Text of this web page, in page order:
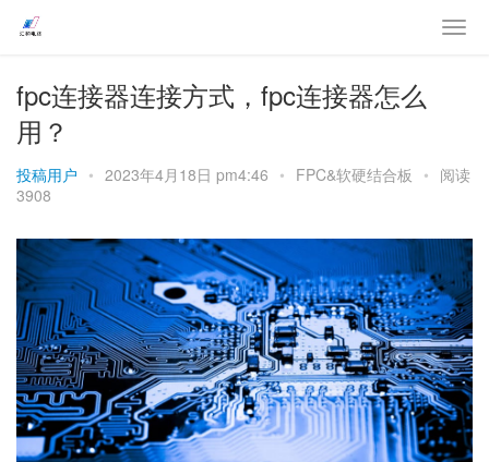
fpc连接器连接方式，fpc连接器怎么
用？
投稿用户 • 2023年4月18日 pm4:46 • FPC&软硬结合板 • 阅读
3908